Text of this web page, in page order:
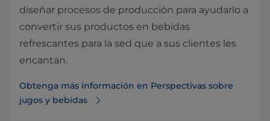
diseñar procesos de producción para ayudarlo a
convertir sus productos en bebidas
refrescantes para la sed que a sus clientes les
encantan.
Obtenga más información en Perspectivas sobre
jugos y bebidas